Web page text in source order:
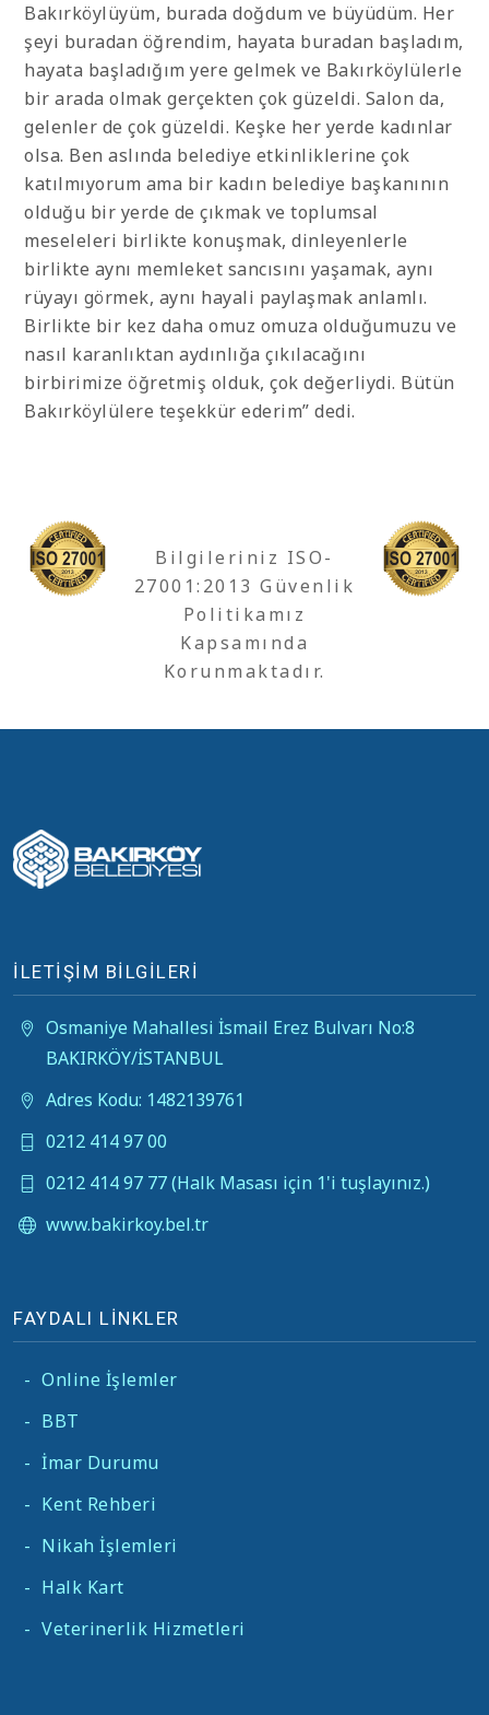
Bakırköylüyüm, burada doğdum ve büyüdüm. Her
şeyi buradan öğrendim, hayata buradan başladım,
hayata başladığım yere gelmek ve Bakırköylülerle
bir arada olmak gerçekten çok güzeldi. Salon da,
gelenler de çok güzeldi. Keşke her yerde kadınlar
olsa. Ben aslında belediye etkinliklerine çok
katılmıyorum ama bir kadın belediye başkanının
olduğu bir yerde de çıkmak ve toplumsal
meseleleri birlikte konuşmak, dinleyenlerle
birlikte aynı memleket sancısını yaşamak, aynı
rüyayı görmek, aynı hayali paylaşmak anlamlı.
Birlikte bir kez daha omuz omuza olduğumuzu ve
nasıl karanlıktan aydınlığa çıkılacağını
birbirimize öğretmiş olduk, çok değerliydi. Bütün
Bakırköylülere teşekkür ederim” dedi.
Bilgileriniz ISO-
27001:2013 Güvenlik
Politikamız
Kapsamında
Korunmaktadır.
İLETİŞİM BİLGİLERİ
Osmaniye Mahallesi İsmail Erez Bulvarı No:8
BAKIRKÖY/İSTANBUL
Adres Kodu: 1482139761
0212 414 97 00
0212 414 97 77 (Halk Masası için 1'i tuşlayınız.)
www.bakirkoy.bel.tr
FAYDALI LİNKLER
- Online İşlemler
- BBT
- İmar Durumu
- Kent Rehberi
- Nikah İşlemleri
- Halk Kart
- Veterinerlik Hizmetleri